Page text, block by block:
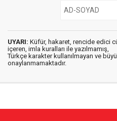
UYARI: Küfür, hakaret, rencide edici
içeren, imla kuralları ile yazılmamış,
Türkçe karakter kullanılmayan ve
onaylanmamaktadır.